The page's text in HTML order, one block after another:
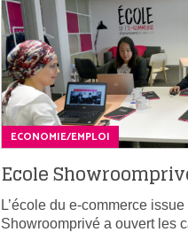
ECONOMIE/EMPLOI
Ecole
L’école du e-commerce
Showroomprivé a ouvert les